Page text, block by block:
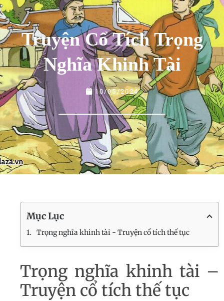
Truyện Cổ Tích Trọng
Nghĩa Khinh Tài
10/05/2024
Mục Lục
Trọng nghĩa khinh tài - Truyện cổ tích thế tục
Trọng nghĩa khinh tài –
Truyện cổ tích thế tục